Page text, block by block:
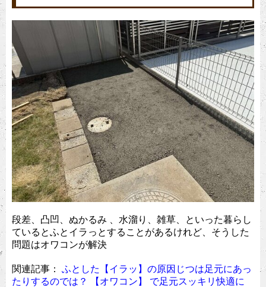
段差、凸凹、ぬかるみ 、水溜り、雑草、といった暮らし
ているとふとイラっとすることがあるけれど、そうした
問題はオワコンが解決
関連記事： ふとした【イラッ】の原因じつは足元にあっ
たりするのでは？ 【オワコン】 で足元スッキリ快適に